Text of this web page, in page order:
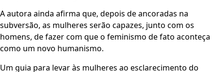
A autora ainda afirma que, depois de ancoradas na
subversão, as mulheres serão capazes, junto com os
homens, de fazer com que o feminismo de fato aconteça
como um novo humanismo.
Um guia para levar às mulheres ao esclarecimento do